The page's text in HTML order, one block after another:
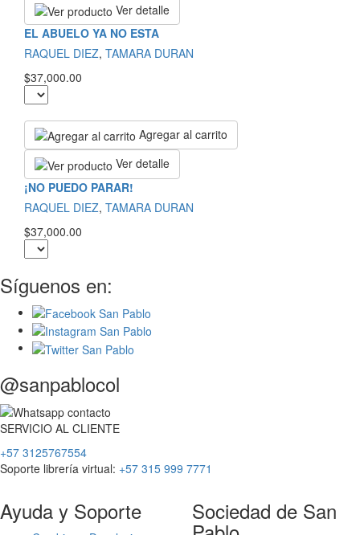
Ver detalle
EL ABUELO YA NO ESTA
RAQUEL DIEZ, TAMARA DURAN
$37,000.00
Agregar al carrito
Ver detalle
¡NO PUEDO PARAR!
RAQUEL DIEZ, TAMARA DURAN
$37,000.00
Síguenos en:
@sanpablocol
SERVICIO AL CLIENTE
+57 3125767554
Soporte librería virtual: +57 315 999 7771
Ayuda y Soporte Sociedad de San